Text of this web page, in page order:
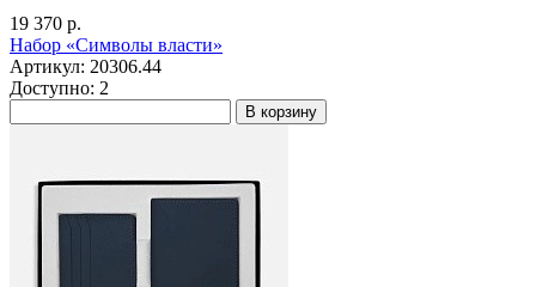
19 370 р.
Набор «Символы власти»
Артикул: 20306.44
Доступно: 2
В корзину